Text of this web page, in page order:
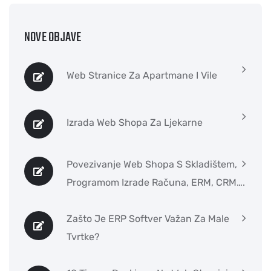
NOVE OBJAVE
Web Stranice Za Apartmane I Vile
Izrada Web Shopa Za Ljekarne
Povezivanje Web Shopa S Skladištem,
Programom Izrade Računa, ERM, CRM….
Zašto Je ERP Softver Važan Za Male
Tvrtke?